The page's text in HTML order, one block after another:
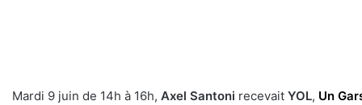
Mardi 9 juin de 14h à 16h, Axel Santoni recevait YOL, Un